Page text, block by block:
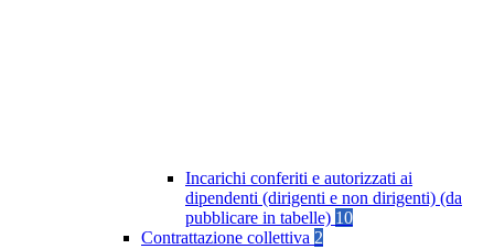
Incarichi conferiti e autorizzati ai
dipendenti (dirigenti e non dirigenti) (da
pubblicare in tabelle) 10
Contrattazione collettiva 2